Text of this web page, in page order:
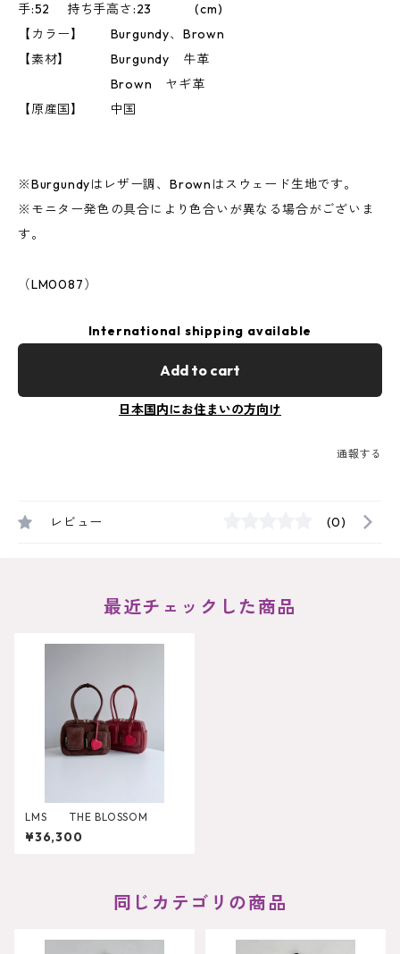
手:52 持ち手高さ:23 (cm)
【カラー】 Burgundy、Brown
【素材】 Burgundy 牛革
Brown ヤギ革
【原産国】 中国
※Burgundyはレザー調、Brownはスウェード生地です。
※モニター発色の具合により色合いが異なる場合がございま
す。
（LM0087）
International shipping available
Add to cart
日本国内にお住まいの方向け
通報する
レビュー (0)
最近チェックした商品
LMS THE BLOSSOM
¥36,300
同じカテゴリの商品